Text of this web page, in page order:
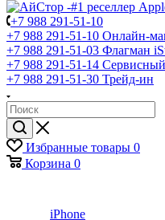
+7 988 291-51-10
+7 988 291-51-10 Онлайн-
+7 988 291-51-03 Флагман
+7 988 291-51-14
+7 988 291-51-30 Трейд-ин
Избранные товары 0
Корзина 0
iPhone